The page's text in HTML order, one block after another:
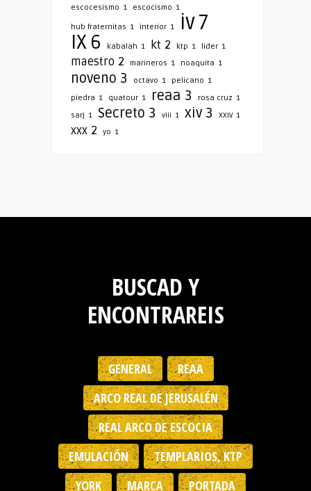
escocesismo 1 escocismo 1
hub fraternitas 1 interior 1 iv7
IX 6 kabalah 1 kt 2 ktp 1 lider 1
maestro 2 marineros 1 noaquita 1
noveno 3 octavo 1 pelicano 1
piedra 1 quatour 1 reaa 3 rosa cruz 1
sarj 1 Secreto 3 viii 1 xiv 3 XXIV 1
xxx 2 yo 1
BUSCAD Y
ENCONTRAREIS
GENERAL
REAA
ARCO REAL DE JERUSALÉN
REAL ARCO DE ESCOCIA
EMULACIÓN
TEMPLARIOS, KTP
YORK
MARCA PORTADA